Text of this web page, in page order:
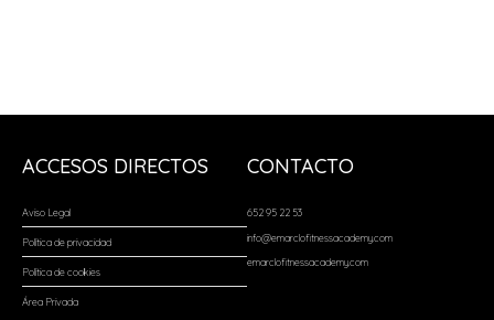
ACCESOS DIRECTOS
Aviso Legal
Política de privacidad
Política de cookies
Área Privada
CONTACTO
652 95 22 53
info@emarclofitnessacademy.com
emarclofitnessacademy.com